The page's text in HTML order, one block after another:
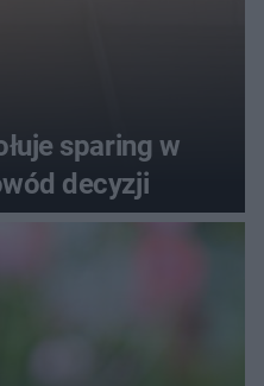
sparing w
decyzji